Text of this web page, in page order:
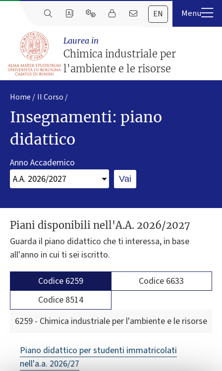
EN
Laurea in
Chimica industriale per
l'ambiente e le risorse
Home Il Corso
Insegnamenti: piano
didattico
Anno Accademico
Vai
Piani disponibili nell'A.A. 2026/2027
Guarda il piano didattico che ti interessa, in base
all'anno in cui ti sei iscritto.
Codice 6259
Codice 6633
Codice 8514
6259 - Chimica industriale per l'ambiente e le risorse
Piano didattico per studenti immatricolati
nell'a.a. 2026/27